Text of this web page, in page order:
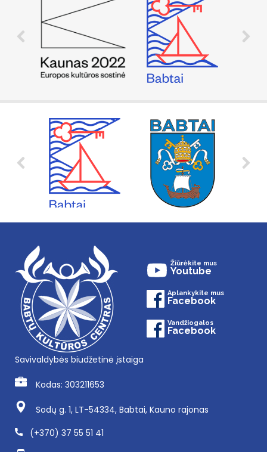
Žiūrėkite mus
Youtube
Aplankykite mus
Facebook
Vandžiogalos
Facebook
Savivaldybės biudžetinė įstaiga
Kodas: 303211653
Sodų g. 1, LT-54334, Babtai, Kauno rajonas
(+370) 37 55 51 41